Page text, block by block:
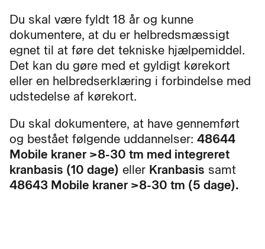
Du skal være fyldt 18 år og kunne
dokumentere, at du er helbredsmæssigt
egnet til at føre det tekniske hjælpemiddel.
Det kan du gøre med et gyldigt kørekort
eller en helbredserklæring i forbindelse med
udstedelse af kørekort.
Du skal dokumentere, at have gennemført
og bestået følgende uddannelser: 48644
Mobile kraner >8-30 tm med integreret
kranbasis (10 dage) eller Kranbasis samt
48643 Mobile kraner >8-30 tm (5 dage).